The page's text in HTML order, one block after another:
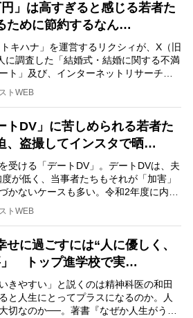
」は高すぎると感じる若者た
めに節約するなん…
キハナ」を運営するリクシィが、X（旧
に調査した「結婚式・結婚に関する不満
ト」及び、インターネットリサーチに
トWEB
トDV」に苦しめられる若者た
盗撮してインスタで晒…
受ける「デートDV」。デートDVは、夫
が低く、当事者たちもそれが「加害」
かないケースも多い。令和2年度に内閣
トWEB
に過ごすには“人に優しく、
」 トップ進学校で実…
きやすい」と説くのは精神科医の和田
と人生にとってプラスになるのか。人
切なのか──。著書『なぜか人生がうま